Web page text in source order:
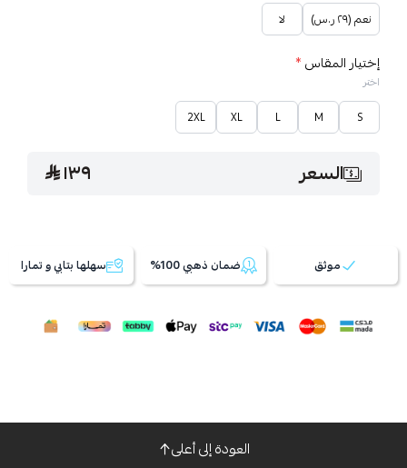
نعم (٢٩ ر.س) لا
إختيار المقاس*
اختر
S
M
L
XL
2XL
السعر ١٣٩
موثق ضمان ذهبي 100% سهلها بتابي و تمارا
العودة إلى أعلى